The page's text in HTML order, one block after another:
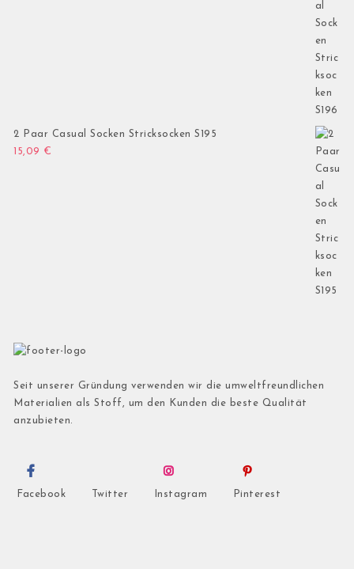
2 Paar Casual Socken Stricksocken S195
15,09 €
Seit unserer Gründung verwenden wir die umweltfreundlichen
Materialien als Stoff, um den Kunden die beste Qualität
anzubieten.
Facebook Twitter Instagram Pinterest